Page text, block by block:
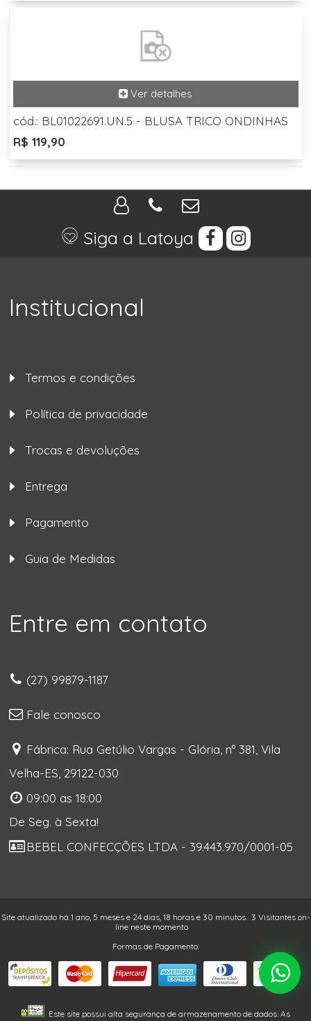
cód.: BL01022691.UN.5 - BLUSA TRICO ONDINHAS
R$ 119,90
Siga a Latoya
Institucional
Termos e condições
Política de privacidade
Trocas e devoluções
Entrega
Pagamento
Guia de Medidas
Entre em contato
(27) 99879-1187
Fale conosco
Fábrica: Rua Getúlio Vargas - Glória, nº 381, Vila
Velha-ES, 29122-030
09:00 as 18:00
De Seg. à Sexta!
BEBEL CONFECÇÕES LTDA - 39.443.970/0001-05
Site atualizado há 1 ano, 5 meses e 24 dias, 18 horas e 30 minutos. 3 Visitantes on-
line neste momento
Formas de Pagamento:
Este site possui alta segurança de armazenamento de dados. As